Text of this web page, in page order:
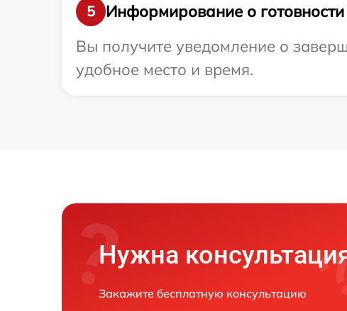
5
Информирование о готовности
Вы получите уведомление о
удобное место и время.
Нужна
Закажите бесплатную консультацию